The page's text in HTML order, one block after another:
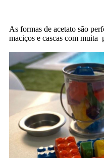
As formas de acetato são
maciços e cascas com muita